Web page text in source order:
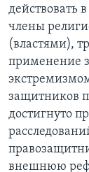
действовать
члены
(властями),
применение
защитников
достигнуто
внешнюю